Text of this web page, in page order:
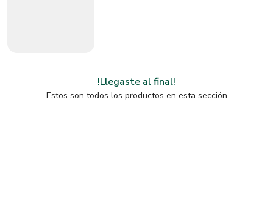
!Llegaste al final!
Estos son todos los productos en esta sección